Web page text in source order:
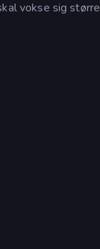
vokse sig større